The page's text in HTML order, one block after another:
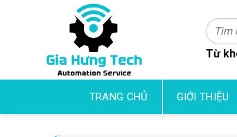
Tìm
kiếm:
Từ
TRANG CHỦ GIỚI THIỆU